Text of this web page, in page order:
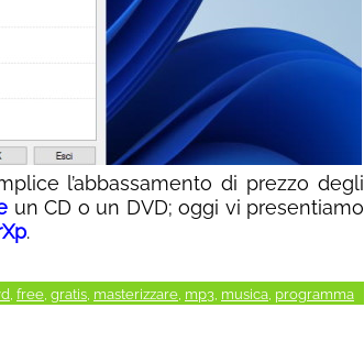
l’abbassamento di prezzo degli
un CD o un DVD; oggi vi presentiamo
.
, free, gratis, masterizzare, mp3, musica, programma